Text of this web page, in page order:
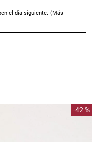
el día siguiente. (Más
-42 %